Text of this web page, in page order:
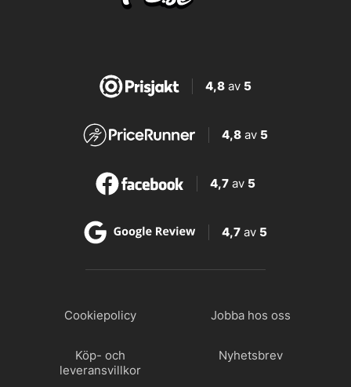
4,8av 5
4,8 av 5
4,7 av 5
4,7 av 5
Cookiepolicy Jobba hos oss
Köp- och
leveransvillkor
Nyhetsbrev